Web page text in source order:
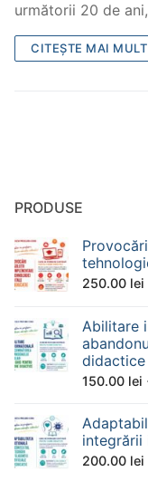
următorii 20 de
CITEȘTE MAI
PRODUSE
250.00 lei
Abilitare
didactice
150.00 lei
integrării
200.00 lei